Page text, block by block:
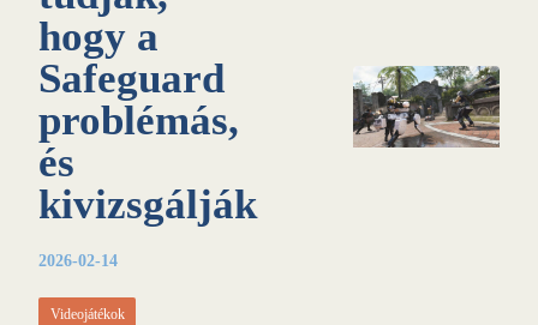
hogy a
Safeguard
problémás,
és
kivizsgálják
2026-02-14
Videojátékok